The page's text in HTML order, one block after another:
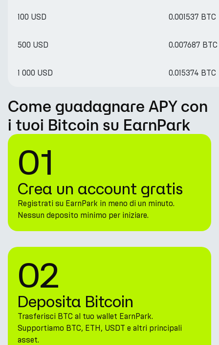
100 USD 0.001537 BTC
500 USD 0.007687 BTC
1 000 USD 0.015374 BTC
Come guadagnare APY con
i tuoi Bitcoin su EarnPark
01
Crea un account gratis
Registrati su EarnPark in meno di un minuto.
Nessun deposito minimo per iniziare.
02
Deposita Bitcoin
Trasferisci BTC al tuo wallet EarnPark.
Supportiamo BTC, ETH, USDT e altri principali
asset.